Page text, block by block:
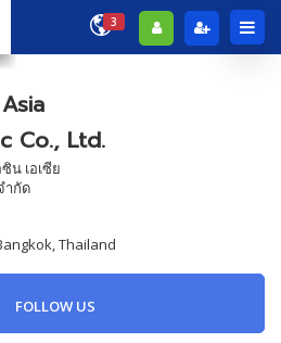
3
Co., Ltd.
น เอเซีย
ำกัด
Thailand
FOLLOW US